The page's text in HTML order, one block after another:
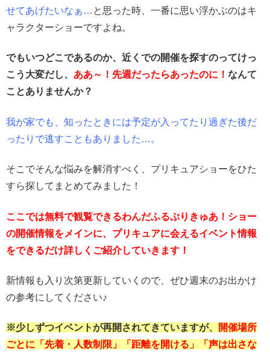
せてあげたいなぁ… と思った時、一番に思い浮かぶのはキ
ャラクターショーですよね。
でもいつどこであるのか、近くでの開催を探すのってけっ
こう大変だし、 ああ～！先週だったらあったのに！ なんて
ことありませんか？
我が家でも、知ったときには予定が入ってたり過ぎた後だ
ったりで逃すこともありました…。
そこでそんな悩みを解消すべく、プリキュアショーをひた
すら探してまとめてみました！
ここでは無料で観覧できるわんだふるぷりきゅあ！ショー
の開催情報をメインに、プリキュアに会えるイベント情報
をできるだけ詳しくご紹介していきます！
新情報も入り次第更新していくので、ぜひ週末のお出かけ
の参考にしてください♪
※少しずつイベントが再開されてきていますが、
開催場所
ごとに「先着・人数制限」「距離を開ける」「声は出さな